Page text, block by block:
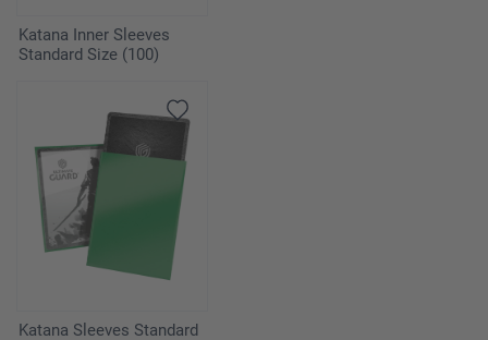
Katana Inner Sleeves
Standard Size (100)
Katana Sleeves Standard